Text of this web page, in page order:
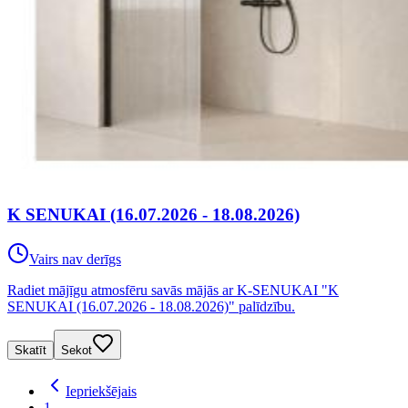
K SENUKAI (16.07.2026 - 18.08.2026)
Vairs nav derīgs
Radiet mājīgu atmosfēru savās mājās ar K-SENUKAI "K
SENUKAI (16.07.2026 - 18.08.2026)" palīdzību.
Skatīt Sekot
Iepriekšējais